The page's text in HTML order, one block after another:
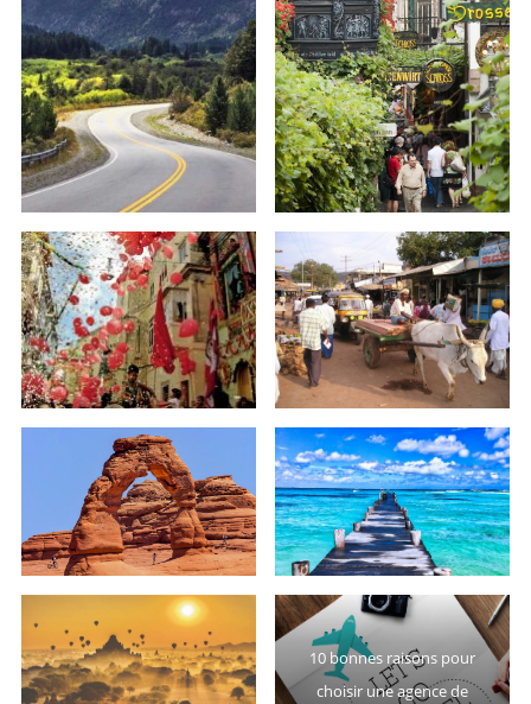
10 bonnes raisons pour
choisir une agence de